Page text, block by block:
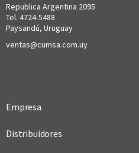
Republica Argentina 2095
Tel. 4724-5488
Paysandú, Uruguay
ventas@cumsa.com.uy
Empresa
Distribuidores